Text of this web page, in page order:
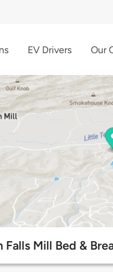
EV Drivers Our
Falls Mill Bed &